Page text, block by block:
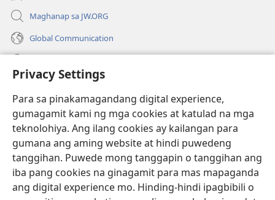
Privacy Settings
Para sa pinakamagandang digital experience,
gumagamit kami ng mga cookies at katulad na mga
teknolohiya. Ang ilang cookies ay kailangan para
gumana ang aming website at hindi puwedeng
tanggihan. Puwede mong tanggapin o tanggihan ang
iba pang cookies na ginagamit para mas mapaganda
ang digital experience mo. Hinding-hindi ipagbibili o
Maghanap sa JW.ORG
Global Communication
(may
na
bagong
window)
Watchtower ONLINE LIBRARY™
(may
bubukas
na
bagong
window)
JW Hub ®
(may
bubukas
bagong
JW Library ®